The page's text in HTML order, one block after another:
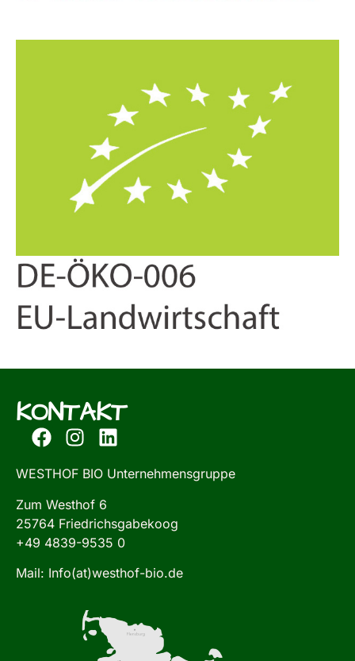
KONTAKT
WESTHOF BIO Unternehmensgruppe
Zum Westhof 6
25764 Friedrichsgabekoog
+49 4839-9535 0
Mail: Info(at)westhof-bio.de